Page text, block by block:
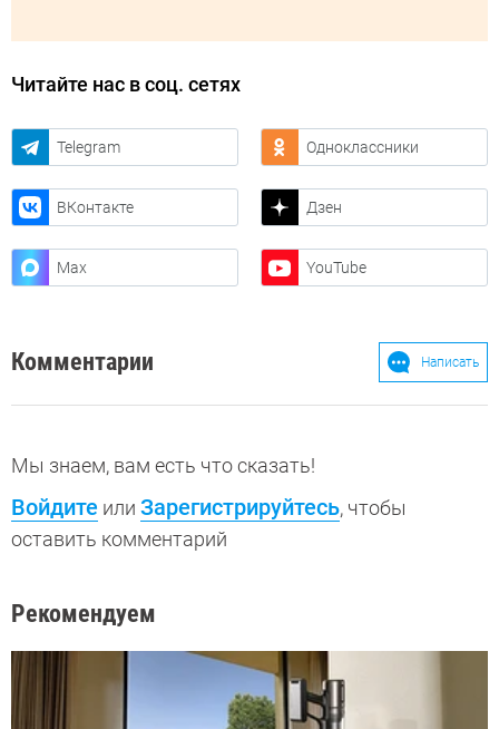
Читайте нас в соц. сетях
Telegram Одноклассники
ВКонтакте Дзен
Max YouTube
Комментарии Написать
Мы знаем, вам есть что сказать!
Войдите или Зарегистрируйтесь, чтобы
оставить комментарий
Рекомендуем